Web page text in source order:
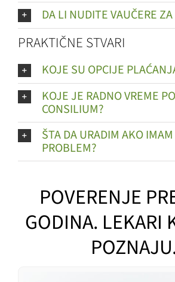
DA LI NUDITE VAUČERE
PRAKTIČNE STVARI
KOJE SU OPCIJE
KOJE JE RADNO VREME
CONSILIUM?
ŠTA DA URADIM AKO
PROBLEM?
POVERENJE
GODINA. LEKARI